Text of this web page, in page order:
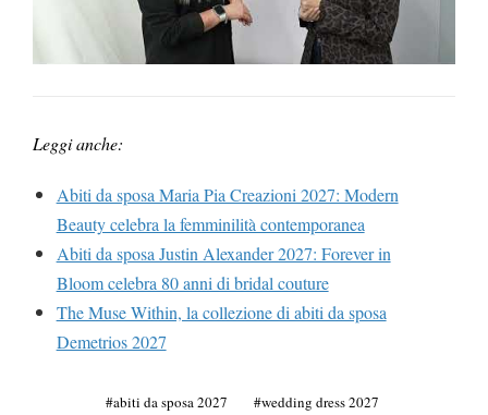
Leggi anche:
Abiti da sposa Maria Pia Creazioni 2027: Modern
Beauty celebra la femminilità contemporanea
Abiti da sposa Justin Alexander 2027: Forever in
Bloom celebra 80 anni di bridal couture
The Muse Within, la collezione di abiti da sposa
Demetrios 2027
abiti da sposa 2027 wedding dress 2027